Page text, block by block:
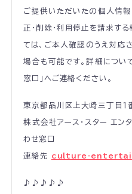
ご提供いただいたの個人情報
正・削除・利用停止を請求す
ては、ご本人確認のうえ対応
場合も可能です。詳細につい
窓口」へご連絡ください。
東京都品川区上大崎三丁目１
株式会社アース・スター エ
わせ窓口
連絡先 culture-
♪♪♪♪♪